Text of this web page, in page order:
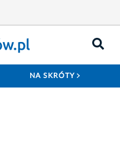
NA SKRÓTY